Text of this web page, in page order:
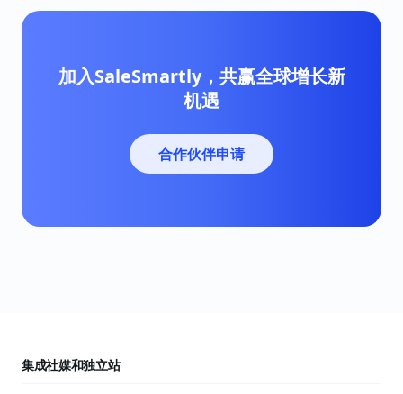
加入SaleSmartly，共赢全球增长新
机遇
合作伙伴申请
集成社媒和独立站